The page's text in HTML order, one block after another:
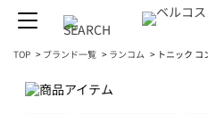
TOP > ブランド一覧 > ランコム > トニック